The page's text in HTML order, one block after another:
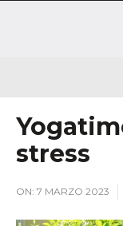
stress
ON: 7 MARZO 2023